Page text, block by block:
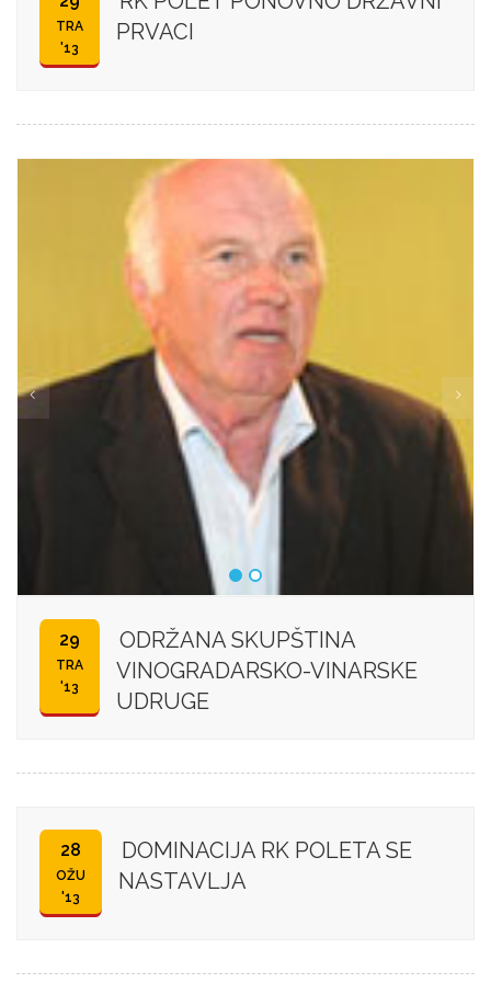
TRA
'13
PRVACI
29
TRA
'13
ODRŽANA SKUPŠTINA
VINOGRADARSKO-VINARSKE
UDRUGE
28
OŽU
'13
DOMINACIJA RK POLETA SE
NASTAVLJA